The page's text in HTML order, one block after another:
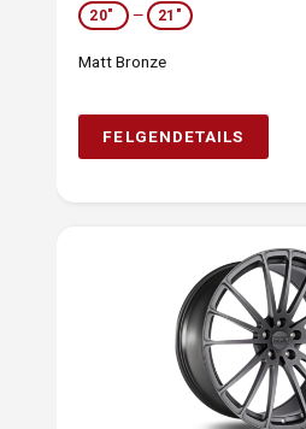
20" — 21"
Matt Bronze
FELGENDETAILS